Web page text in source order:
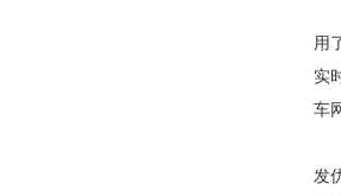
用
实
车
发